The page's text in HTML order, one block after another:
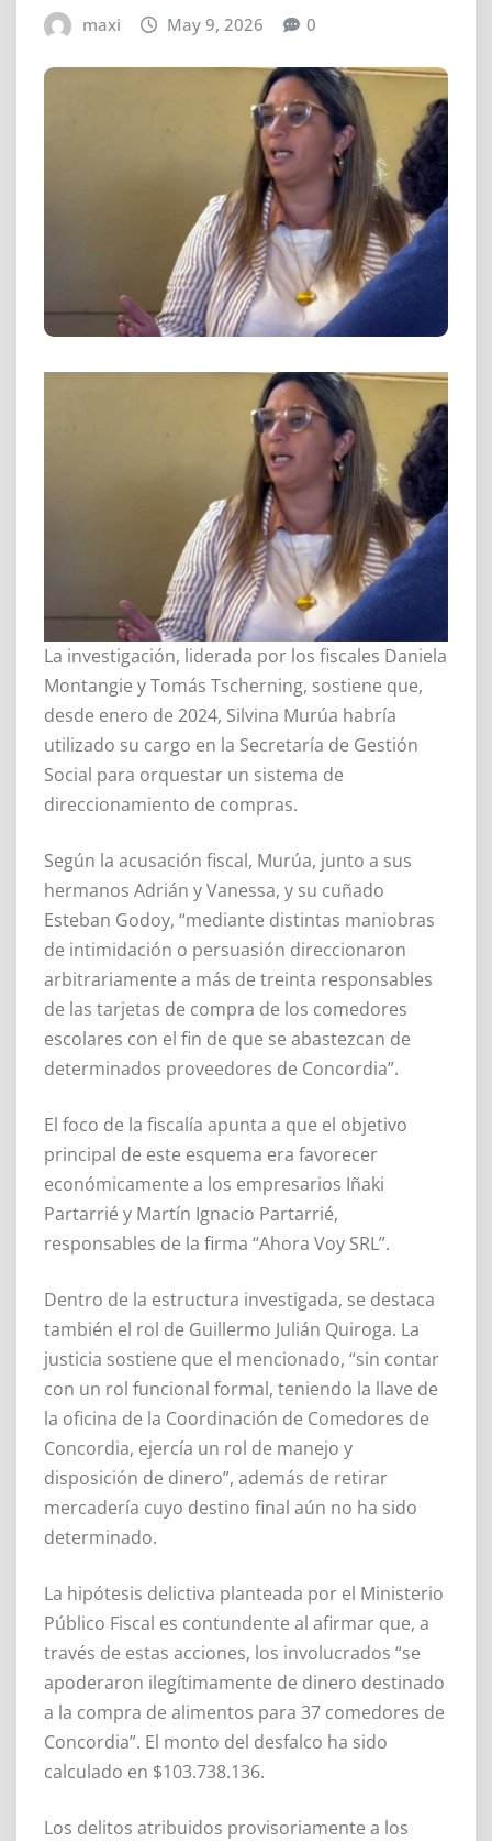
maxi May 9, 2026 0
La investigación, liderada por los fiscales Daniela
Montangie y Tomás Tscherning, sostiene que,
desde enero de 2024, Silvina Murúa habría
utilizado su cargo en la Secretaría de Gestión
Social para orquestar un sistema de
direccionamiento de compras.
Según la acusación fiscal, Murúa, junto a sus
hermanos Adrián y Vanessa, y su cuñado
Esteban Godoy, “mediante distintas maniobras
de intimidación o persuasión direccionaron
arbitrariamente a más de treinta responsables
de las tarjetas de compra de los comedores
escolares con el fin de que se abastezcan de
determinados proveedores de Concordia”.
El foco de la fiscalía apunta a que el objetivo
principal de este esquema era favorecer
económicamente a los empresarios Iñaki
Partarrié y Martín Ignacio Partarrié,
responsables de la firma “Ahora Voy SRL”.
Dentro de la estructura investigada, se destaca
también el rol de Guillermo Julián Quiroga. La
justicia sostiene que el mencionado, “sin contar
con un rol funcional formal, teniendo la llave de
la oficina de la Coordinación de Comedores de
Concordia, ejercía un rol de manejo y
disposición de dinero”, además de retirar
mercadería cuyo destino final aún no ha sido
determinado.
La hipótesis delictiva planteada por el Ministerio
Público Fiscal es contundente al afirmar que, a
través de estas acciones, los involucrados “se
apoderaron ilegítimamente de dinero destinado
a la compra de alimentos para 37 comedores de
Concordia”. El monto del desfalco ha sido
calculado en $103.738.136.
Los delitos atribuidos provisoriamente a los